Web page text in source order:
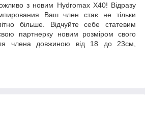
з новим Hydromax X40! Відразу
Ваш член стає не тільки
більше. Відчуйте себе статевим
партнерку новим розміром свого
члена довжиною від 18 до 23см,